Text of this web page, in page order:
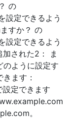
の
定できるよう
すか？ の
定できるよう
された2： ま
のように設定す
ます：
定できます
。